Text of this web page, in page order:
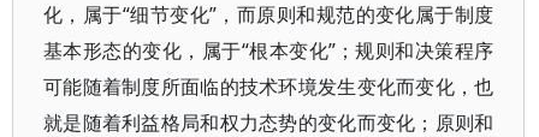
化，属于“细节变化”，而原则和规范的变化属于制度
基本形态的变化，属于“根本变化”；规则和决策程序
可能随着制度所面临的技术环境发生变化而变化，也
就是随着利益格局和权力态势的变化而变化；原则和